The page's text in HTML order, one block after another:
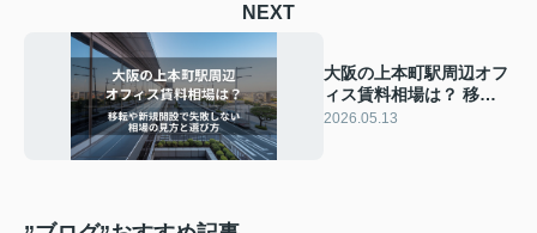
NEXT
大阪の上本町駅周辺オフ
ィス賃料相場は？ 移転
や新規開設で失敗しない
2026.05.13